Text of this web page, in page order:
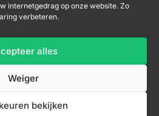
internetgedrag op onze website. Zo
verbeteren.
alles
Weiger
bekijken
nieuwsbrief